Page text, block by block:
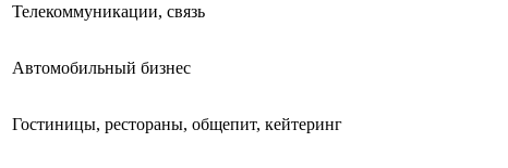
Телекоммуникации, связь
Автомобильный бизнес
Гостиницы, рестораны, общепит, кейтеринг